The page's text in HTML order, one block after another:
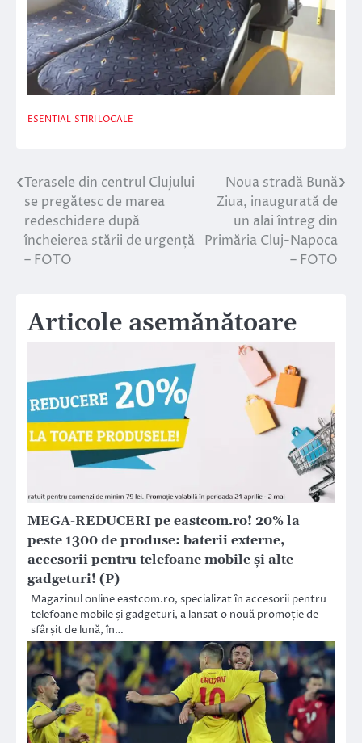
ESENTIAL STIRI LOCALE
Navigare
în
articole
Terasele din centrul Clujului
se pregătesc de marea
redeschidere după
încheierea stării de urgență
– FOTO
Noua stradă Bună
Ziua, inaugurată de
un alai întreg din
Primăria Cluj-Napoca
– FOTO
Articole asemănătoare
MEGA-REDUCERI pe eastcom.ro! 20% la
peste 1300 de produse: baterii externe,
accesorii pentru telefoane mobile şi alte
gadgeturi! (P)
Magazinul online eastcom.ro, specializat în accesorii pentru
telefoane mobile și gadgeturi, a lansat o nouă promoție de
sfârșit de lună, în…